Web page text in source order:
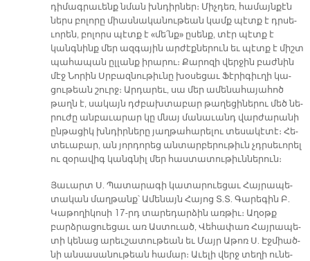
դի­մագ­րաւենք նման խնդիր­ներ։ Միչ­դեռ, հա­մայն­քէն
ներս բո­լո­րը միաս­նա­կա­նու­թեան կամք պէտք է դրսե­
ւո­րեն, բո­լորս պէտք է «մե՛նք» ը­սենք, տէր պէտք է
կանգ­նինք մեր ազ­գա­յին ար­ժէք­նե­րուն եւ պէտք է միշտ
պա­հա­պան ըլ­լանք ի­րա­րու։ Քա­րո­զի վեր­ջին բաժ­նին
մէջ Նո­րին Սրբազ­նու­թիւ­նը խօ­սե­ցաւ Ֆէ­րի­գիւ­ղի կա­
ցու­թեան շուրջ։ Ար­դա­րեւ, սա մեր ա­մե­նա­հա­յա­հոծ
թաղն է, սա­կայն դժբախ­տա­բար թա­ղե­ցի­նե­րու մեծ նե­
րու­ժը ան­բա­ւա­րար կը մնայ մա­նա­ւանդ վար­ժա­րա­նի
ըն­թա­ցիկ խնդիր­նե­րը յաղ­թա­հա­րե­լու տե­սա­կէ­տէ։ Հե­
տե­ւա­բար, ան յոր­դո­րեց ան­տար­բե­րու­թիւն չդրսե­ւո­րել
ու զօ­րա­վիգ կանգ­նիլ մեր հաս­տա­տու­թիւն­նե­րուն։
Յա­ւարտ Ս. Պա­տա­րա­գի կա­տա­րուե­ցաւ Հայ­րա­պե­
տա­կան մաղ­թանք՝ Ա­մե­նայն Հա­յոց Տ.Տ. Գա­րե­գին Բ.
Կա­թո­ղի­կո­սի 17-րդ տա­րե­դար­ձին առ­թիւ։ Ա­ղօթք
բարձ­րա­ցուե­ցաւ առ Աս­տուած, Վե­հա­փառ Հայ­րա­պե­
տի կե­նաց ա­րեւ­շա­տու­թեան եւ Մայր Ա­թոռ Ս. Էջ­միած­
նի ան­սա­սա­նու­թեան հա­մար։ Ա­ւե­լի վերջ տե­ղի ու­նե­